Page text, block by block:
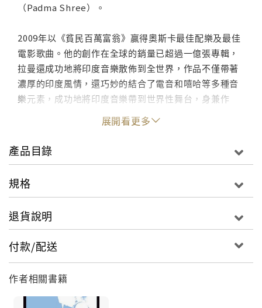
（Padma Shree）。
2009年以《貧民百萬富翁》贏得奧斯卡最佳配樂及最佳
電影歌曲。他的創作在全球的銷量已超過一億張專輯，
拉曼還成功地將印度音樂散佈到全世界，作品不僅帶著
濃厚的印度風情，還巧妙的結合了電音和嘻哈等多種音
樂元素，成功地將印度音樂帶到世界性舞台，身兼作
曲、唱片監製及音樂人於一身，被稱為當今世上最偉大
的電影作曲家，他對印度音樂的重要性，相當於印度的
麥可傑克遜、瑪丹娜，被時代雜誌譽為「印度莫札
特」。
展開看更多
產品目錄
規格
退貨說明
付款/配送
作者相關書籍